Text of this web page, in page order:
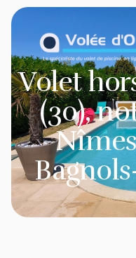
principal
Volet
(30),